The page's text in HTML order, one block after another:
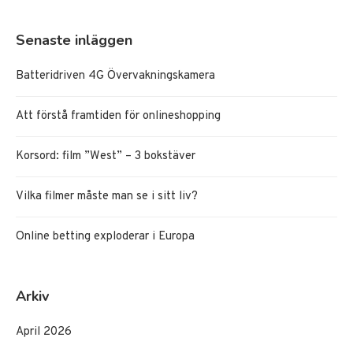
Senaste inläggen
Batteridriven 4G Övervakningskamera
Att förstå framtiden för onlineshopping
Korsord: film ”West” – 3 bokstäver
Vilka filmer måste man se i sitt liv?
Online betting exploderar i Europa
Arkiv
April 2026